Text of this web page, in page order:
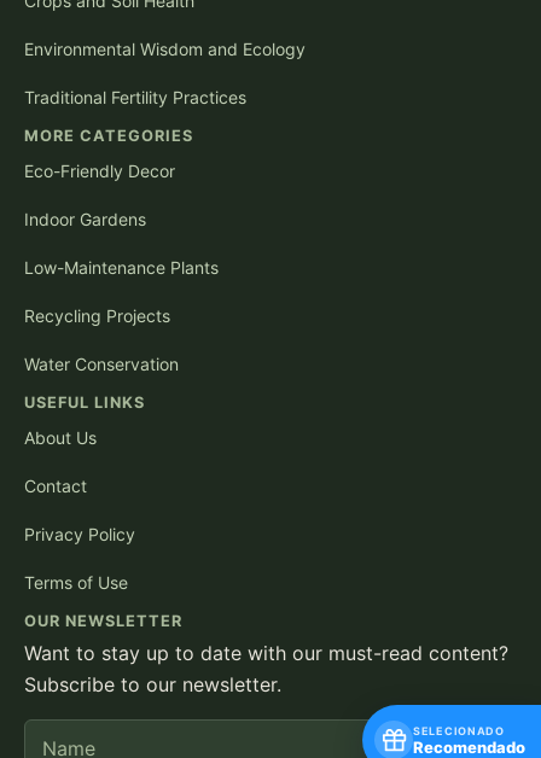
Environmental Wisdom and Ecology
Traditional Fertility Practices
MORE CATEGORIES
Eco-Friendly Decor
Indoor Gardens
Low-Maintenance Plants
Recycling Projects
Water Conservation
USEFUL LINKS
About Us
Contact
Privacy Policy
Terms of Use
OUR NEWSLETTER
Want to stay up to date with our must-read content?
Subscribe to our newsletter.
SELECIONADO
Recomendado